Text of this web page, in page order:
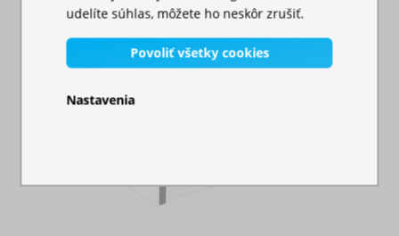
udelíte súhlas, môžete ho neskôr zrušiť.
Povoliť všetky cookies
Nastavenia